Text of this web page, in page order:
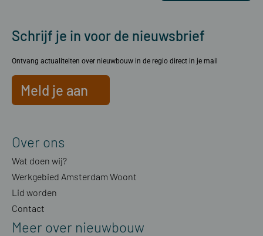
Schrijf je in voor de nieuwsbrief
Ontvang actualiteiten over nieuwbouw in de regio direct in je mail
Meld je aan
Over ons
Wat doen wij?
Werkgebied Amsterdam Woont
Lid worden
Contact
Meer over nieuwbouw